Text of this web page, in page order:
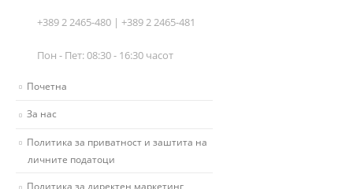
+389 2 2465-480 | +389 2 2465-481
Пон - Пет: 08:30 - 16:30 часот
Почетна
За нас
Политика за приватност и заштита на
личните податоци
Политика за директен маркетинг